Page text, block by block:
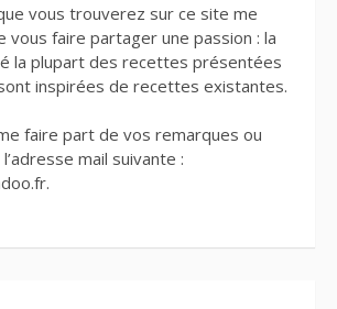
vous trouverez sur ce site me
faire partager une passion : la
la plupart des recettes présentées
inspirées de recettes existantes.
faire part de vos remarques ou
mail suivante :